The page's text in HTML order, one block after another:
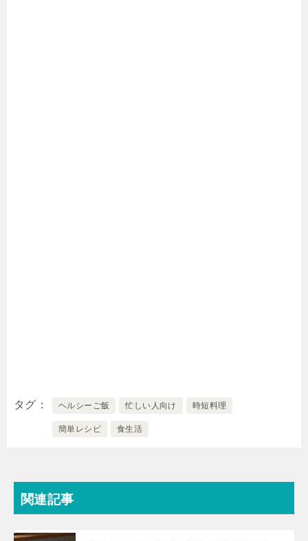
タグ ヘルシーご飯 忙しい人向け 時短料理
簡単レシピ 食生活
関連記事